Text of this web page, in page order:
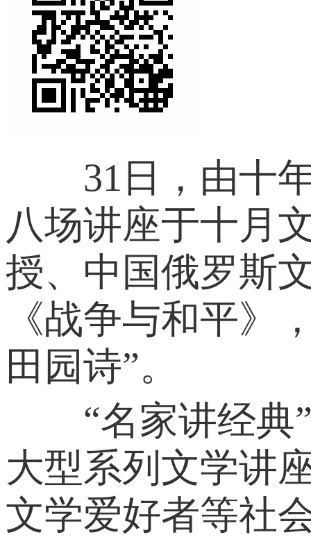
31日，由十年
八场讲座于十月
授、中国俄罗斯
《战争与和平》
田园诗”。
“名家讲经典”
大型系列文学讲
文学爱好者等社